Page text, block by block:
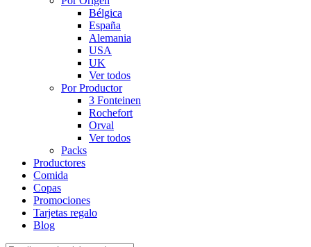
Bélgica
España
Alemania
USA
UK
Ver todos
Por Productor
3 Fonteinen
Rochefort
Orval
Ver todos
Packs
Productores
Comida
Copas
Promociones
Tarjetas regalo
Blog